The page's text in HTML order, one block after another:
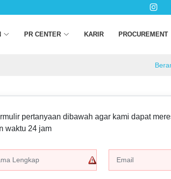
PR CENTER KARIR PROCUREMENT
pertanyaan dibawah agar kami dapat
waktu 24 jam